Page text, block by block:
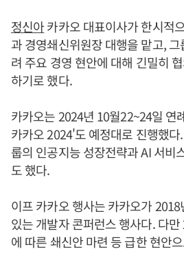
정신아카카오 대표이사가 한시적
과 경영쇄신위원장 대행을 맡고,
려 주요 경영 현안에 대해 긴밀히
하기로 했다.
카카오는 2024년 10월22~24일 연
카카오 2024'도 예정대로 진행했
룹의 인공지능 성장전략과 AI 서비
도 했다.
이프 카카오 행사는 카카오가
있는 개발자 콘퍼런스 행사다. 다
에 따른 쇄신안 마련 등 급한 현안